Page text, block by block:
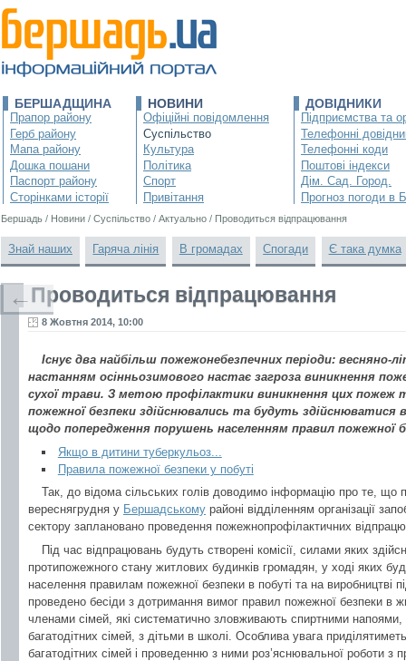
БЕРШАДЩИНА
Прапор району
Герб району
Мапа району
Дошка пошани
Паспорт району
Сторінками історії
НОВИНИ
Офіційні повідомлення
Суспільство
Культура
Політика
Спорт
Привітання
ДОВІДНИКИ
Підприємства та
Телефонні
Телефонні коди
Поштові індекси
Дім. Сад. Город.
Прогноз погоди в
Бершадь / Новини / Суспільство / Актуально / Проводиться відпрацювання
Знай наших Гаряча лінія В громадах Спогади Є така думка
Проводиться відпрацювання
8 Жовтня 2014, 10:00
Існує два найбільш пожежонебезпечних періоди: весняно-
настанням осінньозимового настає загроза виникнення
сухої трави. З метою профілактики виникнення цих пожеж
пожежної безпеки здійснювались та будуть здійснюватися
щодо попередження порушень населенням правил пожежної
Якщо в дитини туберкульоз...
Правила пожежної безпеки у побуті
Так, до відома сільських голів доводимо інформацію про те, що
вереснягрудня у Бершадському районі відділенням організації
сектору заплановано проведення пожежнопрофілактичних
Під час відпрацювань будуть створені комісії, силами яких
протипожежного стану житлових будинків громадян, у ході яких
населення правилам пожежної безпеки в побуті та на виробництві
проведено бесіди з дотримання вимог правил пожежної безпеки в
членами сімей, які систематично зловживають спиртними напоями,
багатодітних сімей, з дітьми в школі. Особлива увага
багатодітних сімей і проведенню з ними роз’яснювальної роботи з
←